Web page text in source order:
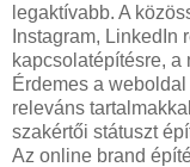
legaktívabb. A
Instagram, LinkedIn
kapcsolatépítésre, a
Érdemes a
releváns
szakértői státuszt
Az online brand